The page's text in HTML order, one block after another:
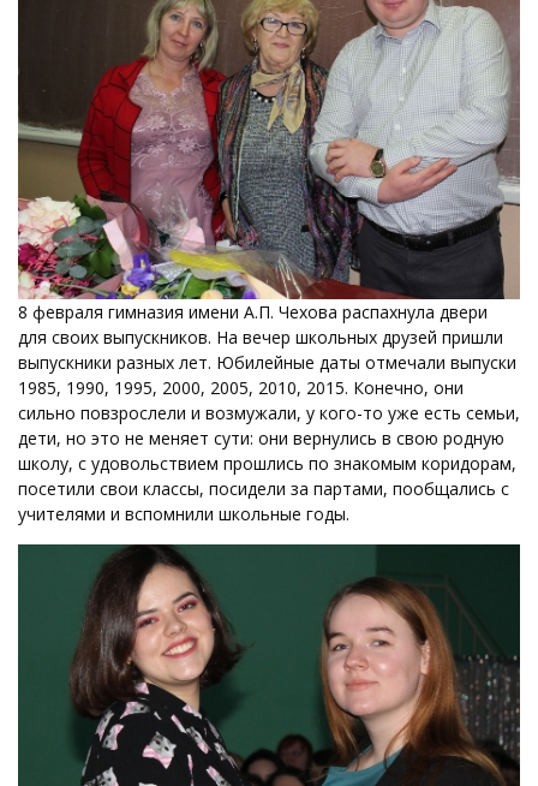
8 февраля гимназия имени А.П. Чехова распахнула двери
для своих выпускников. На вечер школьных друзей пришли
выпускники разных лет. Юбилейные даты отмечали выпуски
1985, 1990, 1995, 2000, 2005, 2010, 2015. Конечно, они
сильно повзрослели и возмужали, у кого-то уже есть семьи,
дети, но это не меняет сути: они вернулись в свою родную
школу, с удовольствием прошлись по знакомым коридорам,
посетили свои классы, посидели за партами, пообщались с
учителями и вспомнили школьные годы.